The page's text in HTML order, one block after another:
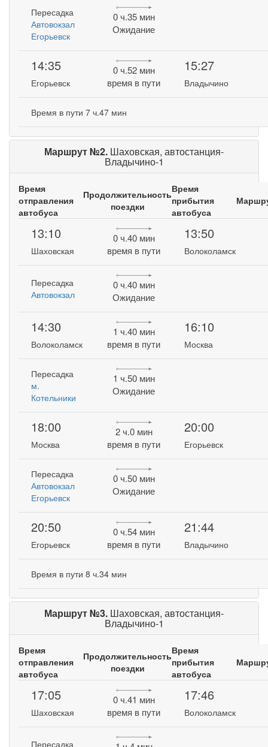
Пересадка
Автовокзал
Егорьевск
0 ч.35 мин
Ожидание
14:35
Егорьевск
0 ч.52 мин
время в пути
15:27
Владычино
Время в пути 7 ч.47 мин
Маршрут №2. Шаховская, автостанция-
Владычино-1
Время
отправления
автобуса
Продолжительность
поездки
Время
прибытия
автобуса
13:10
Шаховская
0 ч.40 мин
время в пути
13:50
Волоколамск
Пересадка
Автовокзал
0 ч.40 мин
Ожидание
14:30
Волоколамск
1 ч.40 мин
время в пути
16:10
Москва
Пересадка
м.
Котельники
1 ч.50 мин
Ожидание
18:00
Москва
2 ч.0 мин
время в пути
20:00
Егорьевск
Пересадка
Автовокзал
Егорьевск
0 ч.50 мин
Ожидание
20:50
Егорьевск
0 ч.54 мин
время в пути
21:44
Владычино
Время в пути 8 ч.34 мин
Маршрут №3. Шаховская, автостанция-
Владычино-1
Время
отправления
автобуса
Продолжительность
поездки
Время
прибытия
автобуса
17:05
Шаховская
0 ч.41 мин
время в пути
17:46
Волоколамск
Пересадка